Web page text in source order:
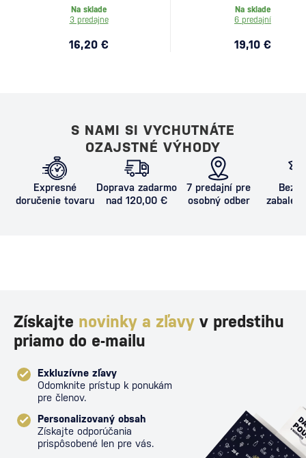
Na sklade
3 predajne
16,20 €
Na sklade
6 predajní
19,10 €
S NAMI SI VYCHUTNÁTE
OZAJSTNÉ VÝHODY
Expresné
doručenie tovaru
Doprava zadarmo
nad 120,00 €
7 predajní pre
osobný odber
Získajte novinky a zľavy v predstihu
priamo do e-mailu
Exkluzívne zľavy
Odomknite prístup k ponukám
pre členov.
Personalizovaný obsah
Získajte odporúčania
prispôsobené len pre vás.